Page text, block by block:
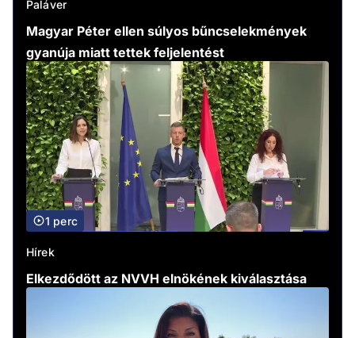
Paláver
Magyar Péter ellen súlyos bűncselekmények
gyanúja miatt tettek feljelentést
1 perc
Hírek
Elkezdődött az NVVH elnökének kiválasztása